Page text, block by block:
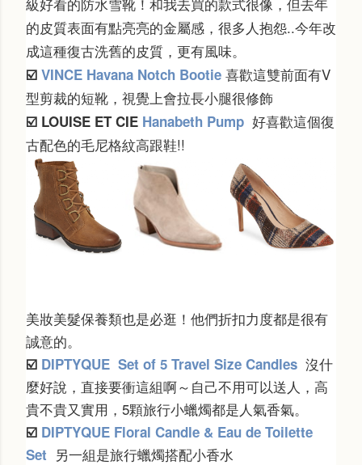
的皮質表面有點亮亮的金屬感，很多人抱怨..今年改
成這種復古洗舊的皮質，更有風味。
☑️ VINCE Havana Notch Bootie 喜歡這雙前面有V
型剪裁的短靴，視覺上會拉長小腿很修飾
☑️ LOUISE ET CIE Hanabeth Pump 好喜歡這個復
古配色的毛尼格紋高跟鞋!!
美妝美髮保養類也是必逛！他們折扣力度都是很有
誠意的。
☑️ DIPTYQUE Set of 5 Travel Size Candles 沒什
麼好說，直接要衝這組啊～自己不用可以送人，高
貴不貴又實用，5顆旅行小蠟燭都是人氣香氣。
☑️ DIPTYQUE Floral Candle & Eau de Toilette
Set 另一組是旅行蠟燭搭配小香水